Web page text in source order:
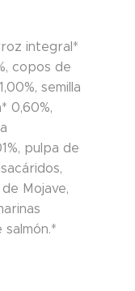
integral*
copos de
semilla
0,60%,
pulpa de
Mojave,